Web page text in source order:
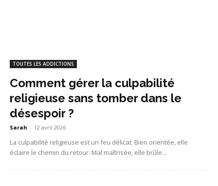
TOUTES LES ADDICTIONS
Comment gérer la culpabilité
religieuse sans tomber dans le
désespoir ?
Sarah - 12 avril 2026
La culpabilité religieuse est un feu délicat. Bien orientée, elle
éclaire le chemin du retour. Mal maîtrisée, elle brûle...